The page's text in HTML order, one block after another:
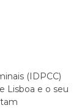
(IDPCC)
Lisboa e o seu